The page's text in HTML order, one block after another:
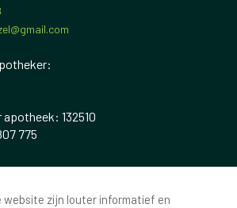
132510
775
website zijn louter informatief en